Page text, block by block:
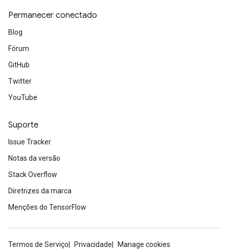
Permanecer conectado
Blog
Fórum
GitHub
Twitter
YouTube
Suporte
Issue Tracker
Notas da versão
Stack Overflow
Diretrizes da marca
Menções do TensorFlow
Termos de Serviço Privacidade
Manage cookies